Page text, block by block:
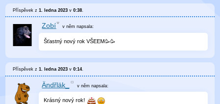
Příspěvek z1. ledna 2023 v0:38
Zobí v něm napsala:
Šťastný nový rok VŠEEM🥳🥳
Příspěvek z1. ledna 2023 v0:14
Ändřläk_ v němnapsala:
Krásný nový rok!